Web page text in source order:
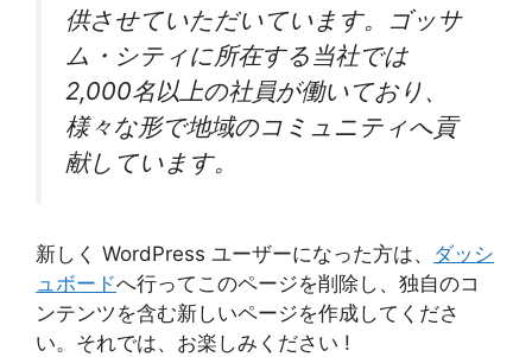
供させていただいています。ゴッサ
ム・シティに所在する当社では
2,000名以上の社員が働いており、
様々な形で地域のコミュニティへ貢
献しています。
新しく WordPress ユーザーになった方は、 ダッシ
ュボードへ行ってこのページを削除し、独自のコ
ンテンツを含む新しいページを作成してくださ
い。それでは、お楽しみください !